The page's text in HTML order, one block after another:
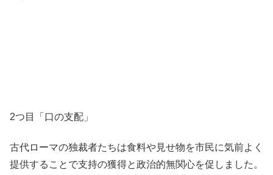
2つ目「口の支配」
古代ローマの独裁者たちは食料や見せ物を市民に気前よく
提供することで支持の獲得と政治的無関心を促しました。